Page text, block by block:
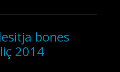
bones
2014